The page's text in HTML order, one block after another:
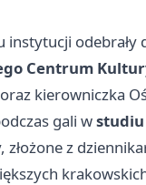
instytucji odebrały
Centrum
kierowniczka
gali wstudiu
złożone z